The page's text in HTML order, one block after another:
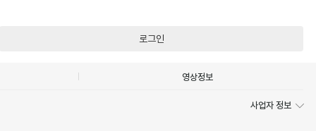
로그인
영상정보
사업자 정보